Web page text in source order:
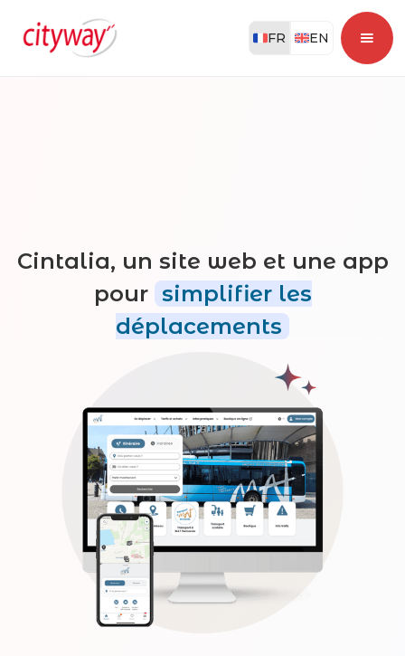
FR EN
Cintalia, un site web et une app
pour simplifier les
déplacements